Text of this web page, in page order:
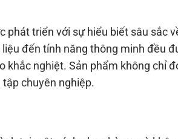
phát triển với sự hiểu biết sâu sắc
đến tính năng thông minh đều
khắc nghiệt. Sản phẩm không chỉ
chuyên nghiệp.